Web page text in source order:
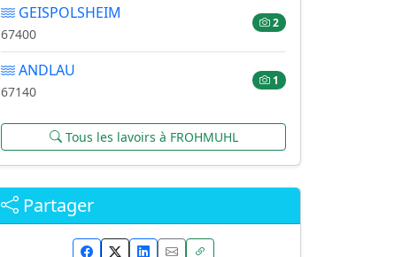
GEISPOLSHEIM
67400
2
ANDLAU
67140
1
Tous les lavoirs à FROHMUHL
Partager